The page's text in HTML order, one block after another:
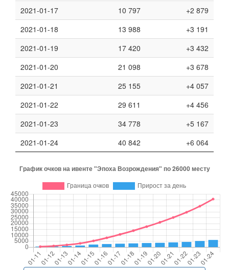
2021-01-17
10 797
+2 879
2021-01-18
13 988
+3 191
2021-01-19
17 420
+3 432
2021-01-20
21 098
+3 678
2021-01-21
25 155
+4 057
2021-01-22
29 611
+4 456
2021-01-23
34 778
+5 167
2021-01-24
40 842 +6 064